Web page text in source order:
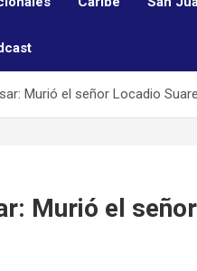
Murió el señor Locadio
Murió el